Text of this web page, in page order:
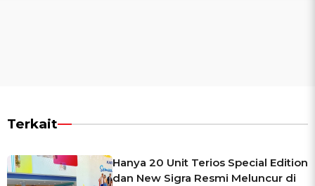
Terkait
Hanya 20 Unit Terios Special Edition
dan New Sigra Resmi Meluncur di